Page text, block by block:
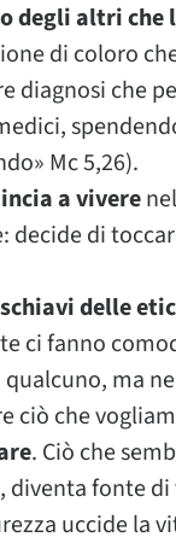
degli altri che
di coloro
diagnosi che
Mc 5,26).
a vivere
di
delle
ci fanno
ma
ciò che
. Ciò che
diventa fonte
uccide la